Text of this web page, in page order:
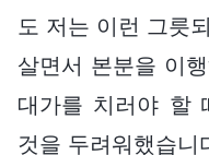
도 저는 이런 그릇
살면서 본분을 이
대가를 치러야 할
것을 두려워했습니